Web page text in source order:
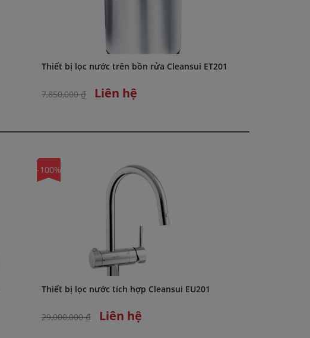
Thiết bị lọc nước trên bồn rửa Cleansui ET201
7,850,000 ₫ Liên hệ
-100%
Thiết bị lọc nước tích hợp Cleansui EU201
29,000,000 ₫ Liên hệ